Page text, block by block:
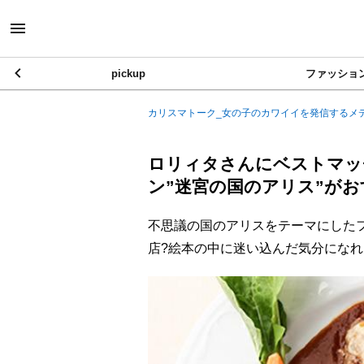
pickup ファッショ
カリスマトーク_女の子のカワイイを発信するメ
ロリィタさんにベストマ
ン”迷宮の国のアリス”が
不思議の国のアリスをテーマにした
店?絵本の中に迷い込んだ気分にな